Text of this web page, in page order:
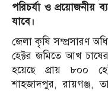
পরিচর্যা ও প্রয়োজনীয়
যাবে।
জেলা কৃষি সম্প্রসারণ
হেক্টর জমিতে আখ
হয়েছে প্রায় ৮০০
শাহজাদপুর, রায়গঞ্জ,